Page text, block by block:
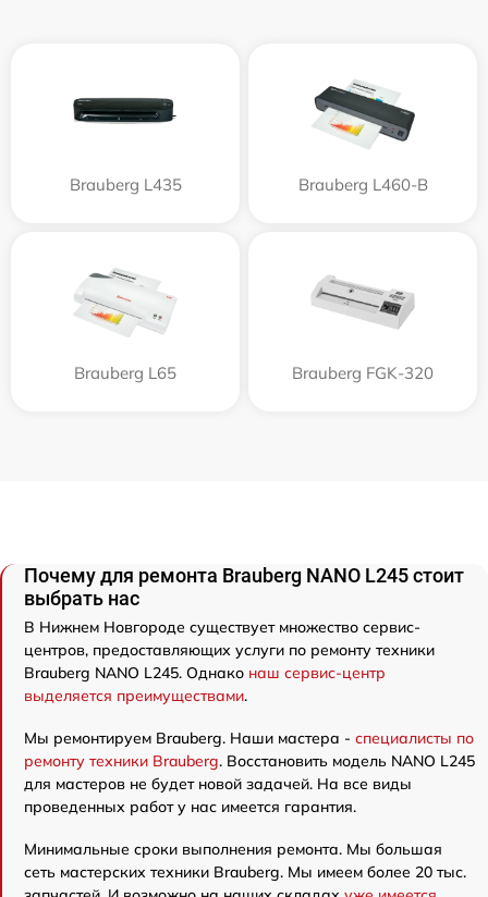
Brauberg L435 Brauberg L460-B
Brauberg L65 Brauberg FGK-320
Почему для ремонта Brauberg NANO L245 стоит
выбрать нас
В Нижнем Новгороде существует множество сервис-
центров, предоставляющих услуги по ремонту техники
Brauberg NANO L245. Однако наш сервис-центр
выделяется преимуществами.
Мы ремонтируем Brauberg. Наши мастера - специалисты по
ремонту техники Brauberg. Восстановить модель NANO L245
для мастеров не будет новой задачей. На все виды
проведенных работ у нас имеется гарантия.
Минимальные сроки выполнения ремонта. Мы большая
сеть мастерских техники Brauberg. Мы имеем более 20 тыс.